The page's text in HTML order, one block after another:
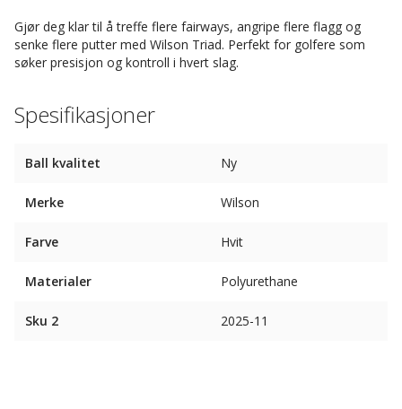
Gjør deg klar til å treffe flere fairways, angripe flere flagg og
senke flere putter med Wilson Triad. Perfekt for golfere som
søker presisjon og kontroll i hvert slag.
Spesifikasjoner
Ball kvalitet Ny
Merke Wilson
Farve Hvit
Materialer Polyurethane
Sku 2 2025-11